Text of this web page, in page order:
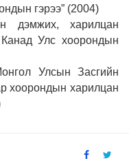
гэрээ” (2004)
дэмжих, харилцан
Улс хоорондын
Улсын Засгийн
хоорондын харилцан